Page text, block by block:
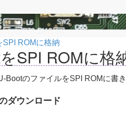
SPI ROMに格納
SPI ROMに格
BootのファイルをSPI ROMに書
ダウンロード